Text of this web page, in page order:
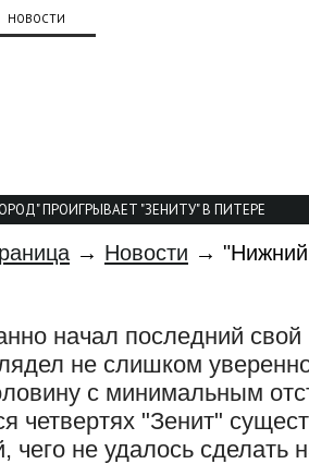
НОВОСТИ
ПРОИГРЫВАЕТ "ЗЕНИТУ" В ПИТЕРЕ
→ Новости → "Нижний
начал последний свой
не слишком
с минимальным
четвертях "Зенит"
чего не удалось сделать